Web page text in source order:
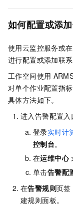
如何配置或添
使用云监控服务或在
进行配置或添加联
工作空间使用
对单个作业配置指
具体方法如下。
进入告警配置入
登录实时计
控制台。
在运维中心
单击告警配
在告警规则页签
建规则面板。